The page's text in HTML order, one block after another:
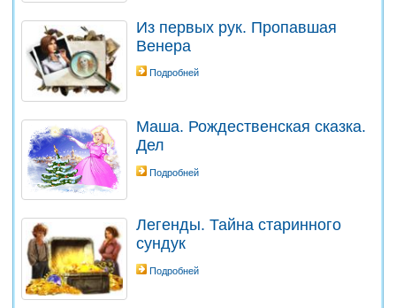
Из первых рук. Пропавшая
Венера
Подробней
Маша. Рождественская сказка.
Дел
Подробней
Легенды. Тайна старинного
сундук
Подробней